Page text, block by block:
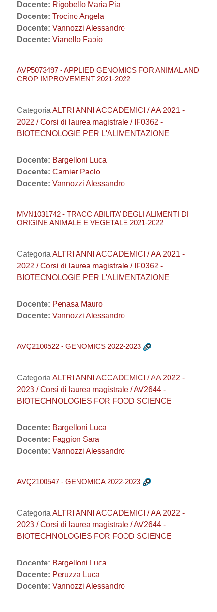
Docente: Rigobello Maria Pia
Docente: Trocino Angela
Docente: Vannozzi Alessandro
Docente: Vianello Fabio
AVP5073497 - APPLIED GENOMICS FOR ANIMAL AND
CROP IMPROVEMENT 2021-2022
Categoria ALTRI ANNI ACCADEMICI / AA 2021 -
2022 / Corsi di laurea magistrale / IF0362 -
BIOTECNOLOGIE PER L'ALIMENTAZIONE
Docente: Bargelloni Luca
Docente: Carnier Paolo
Docente: Vannozzi Alessandro
MVN1031742 - TRACCIABILITA’ DEGLI ALIMENTI DI
ORIGINE ANIMALE E VEGETALE 2021-2022
Categoria ALTRI ANNI ACCADEMICI / AA 2021 -
2022 / Corsi di laurea magistrale / IF0362 -
BIOTECNOLOGIE PER L'ALIMENTAZIONE
Docente: Penasa Mauro
Docente: Vannozzi Alessandro
AVQ2100522 - GENOMICS 2022-2023
Categoria ALTRI ANNI ACCADEMICI / AA 2022 -
2023 / Corsi di laurea magistrale / AV2644 -
BIOTECHNOLOGIES FOR FOOD SCIENCE
Docente: Bargelloni Luca
Docente: Faggion Sara
Docente: Vannozzi Alessandro
AVQ2100547 - GENOMICA 2022-2023
Categoria ALTRI ANNI ACCADEMICI / AA 2022 -
2023 / Corsi di laurea magistrale / AV2644 -
BIOTECHNOLOGIES FOR FOOD SCIENCE
Docente: Bargelloni Luca
Docente: Peruzza Luca
Docente: Vannozzi Alessandro